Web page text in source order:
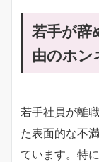
若手が辞
由のホン
若手社員が離
た表面的な不
ています。特